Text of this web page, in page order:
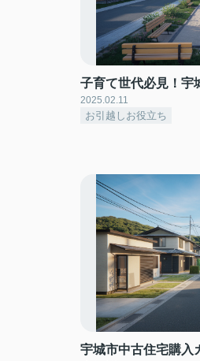
子育て世代必見！宇
2025.02.11
お引越しお役立ち
宇城市中古住宅購入